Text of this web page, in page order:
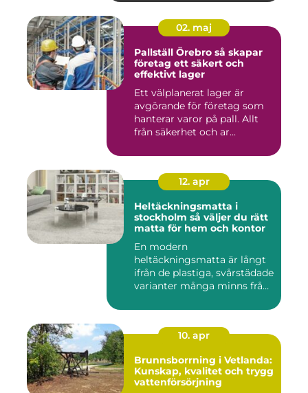
02. maj
Pallställ Örebro så skapar
företag ett säkert och
effektivt lager
Ett välplanerat lager är
avgörande för företag som
hanterar varor på pall. Allt
från säkerhet och ar...
12. apr
Heltäckningsmatta i
stockholm så väljer du rätt
matta för hem och kontor
En modern
heltäckningsmatta är långt
ifrån de plastiga, svårstädade
varianter många minns från
10. apr
Brunnsborrning i Vetlanda:
Kunskap, kvalitet och trygg
vattenförsörjning